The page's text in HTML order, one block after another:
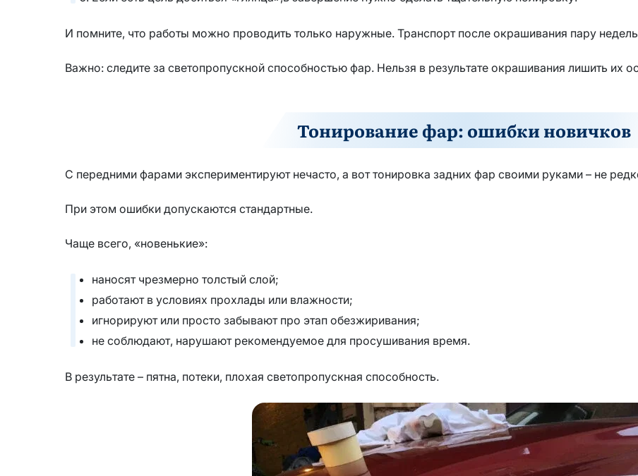
И помните, что работы можно проводить только наружные. Транспорт после окрашивания пару
Важно: следите за светопропускной способностью фар. Нельзя в результате окрашивания лишить их
Тонирование фар: ошибки новичков
С передними фарами экспериментируют нечасто, а вот тонировка задних фар своими руками – не
При этом ошибки допускаются стандартные.
Чаще всего, «новенькие»:
наносят чрезмерно толстый слой;
работают в условиях прохлады или влажности;
игнорируют или просто забывают про этап обезжиривания;
не соблюдают, нарушают рекомендуемое для просушивания время.
В результате – пятна, потеки, плохая светопропускная способность.